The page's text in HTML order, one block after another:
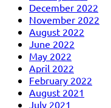
December 2022
November 2022
August 2022
June 2022
May 2022
April 2022
February 2022
August 2021
July 2021